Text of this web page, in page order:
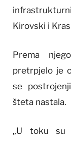
Kirovski i
Prema
pretrpjelo je
se
šteta nastala.
„U toku su